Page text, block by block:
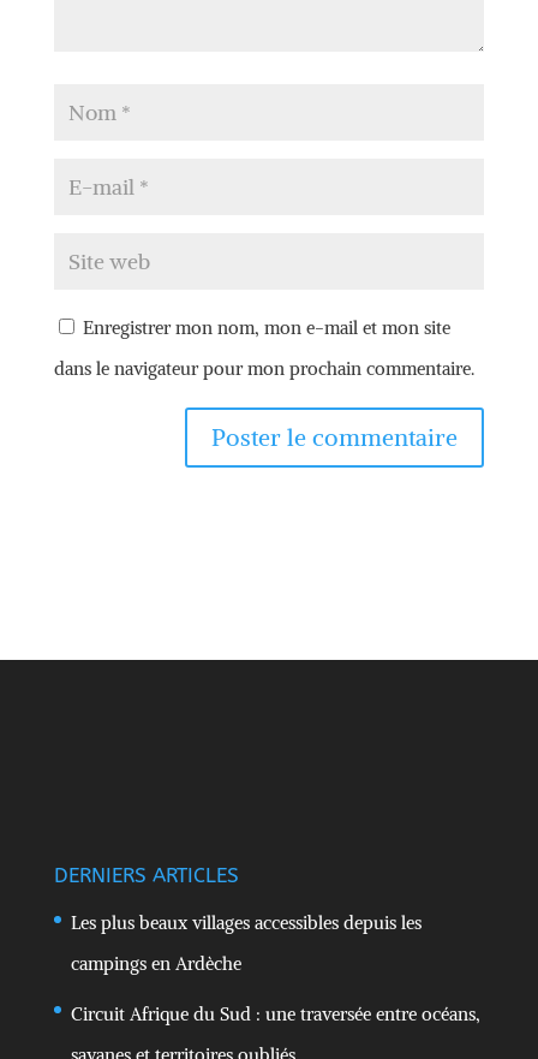
Enregistrer mon nom, mon e-mail et mon site
dans le navigateur pour mon prochain commentaire.
DERNIERS ARTICLES
Les plus beaux villages accessibles depuis les
campings en Ardèche
Circuit Afrique du Sud : une traversée entre océans,
savanes et territoires oubliés